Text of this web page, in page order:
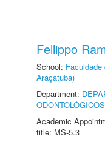
Fellippo
School:
Araçatuba)
Department:
Academic
title: MS-5.3